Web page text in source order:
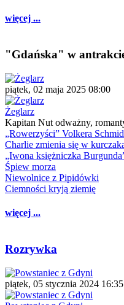
więcej ...
"Gdańska" w
piątek, 02 maja 2025 08:00
Żeglarz
Kapitan Nut odważny,
„Rowerzyści” Volkera
Charlie zmienia się w
„Iwona księżniczka
Śpiew morza
Niewolnice z Pipidówki
Ciemności kryją ziemię
więcej ...
Rozrywka
piątek, 05 stycznia 2024 16:35